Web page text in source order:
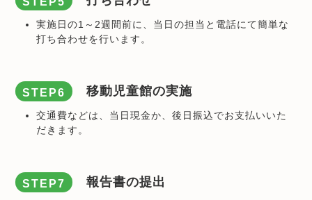
実施日の1～2週間前に、当日の担当と電話にて簡単な
打ち合わせを行います。
STEP6 移動児童館の実施
交通費などは、当日現金か、後日振込でお支払いいた
だきます。
STEP7 報告書の提出